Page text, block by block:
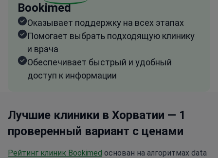
Bookimed
Оказывает поддержку на всех этапах
Помогает выбрать подходящую клинику
и врача
Обеспечивает быстрый и удобный
доступ к информации
Лучшие клиники в Хорватии — 1
проверенный вариант с ценами
Рейтинг клиник Bookimed основан на алгоритмах data